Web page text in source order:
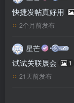
快捷发帖真好用
2个月前发布
星芒
试试关联展会 1
21天前发布